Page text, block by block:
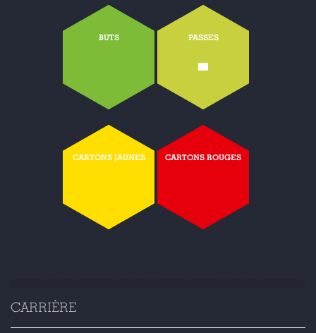
BUTS PASSES
-
CARTONS JAUNES CARTONS ROUGES
CARRIÈRE